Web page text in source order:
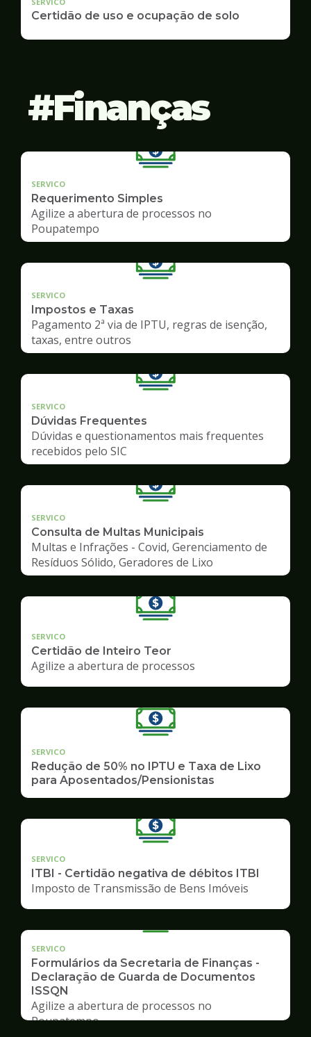
Certidão de uso e ocupação de solo
Finanças
SERVICO
Requerimento Simples
Agilize a abertura de processos no
Poupatempo
SERVICO
Impostos e Taxas
Pagamento 2ª via de IPTU, regras de isenção,
taxas, entre outros
SERVICO
Dúvidas Frequentes
Dúvidas e questionamentos mais frequentes
recebidos pelo SIC
SERVICO
Consulta de Multas Municipais
Multas e Infrações - Covid, Gerenciamento de
Resíduos Sólido, Geradores de Lixo
SERVICO
Certidão de Inteiro Teor
Agilize a abertura de processos
SERVICO
Redução de 50% no IPTU e Taxa de Lixo
para Aposentados/Pensionistas
SERVICO
ITBI - Certidão negativa de débitos ITBI
Imposto de Transmissão de Bens Imóveis
SERVICO
Formulários da Secretaria de Finanças -
Declaração de Guarda de Documentos
ISSQN
Agilize a abertura de processos no
Poupatempo